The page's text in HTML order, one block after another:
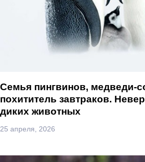
Семья пингвинов, медведи-
похититель завтраков.
диких животных
25 апреля, 2026